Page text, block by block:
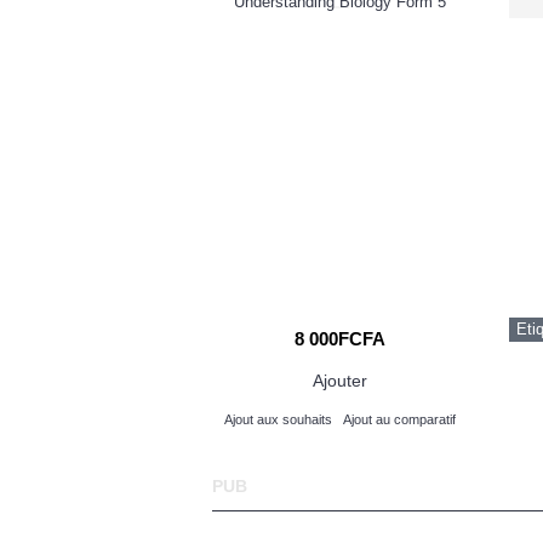
8 000FCFA
Ajouter
Ajout aux souhaits Ajout au comparatif
PUB